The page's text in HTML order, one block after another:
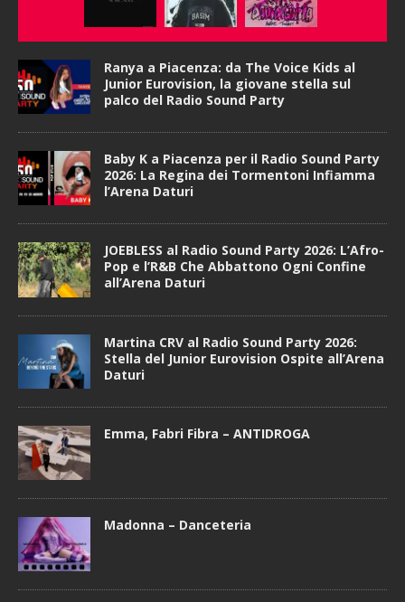
Ranya a Piacenza: da The Voice Kids al
Junior Eurovision, la giovane stella sul
palco del Radio Sound Party
Baby K a Piacenza per il Radio Sound Party
2026: La Regina dei Tormentoni Infiamma
l’Arena Daturi
JOEBLESS al Radio Sound Party 2026: L’Afro-
Pop e l’R&B Che Abbattono Ogni Confine
all’Arena Daturi
Martina CRV al Radio Sound Party 2026:
Stella del Junior Eurovision Ospite all’Arena
Daturi
Emma, Fabri Fibra – ANTIDROGA
Madonna – Danceteria